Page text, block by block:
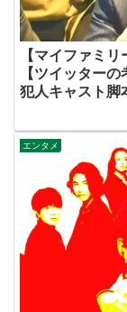
【マイファミ
【ツイッター
犯人キャスト脚
エンタメ